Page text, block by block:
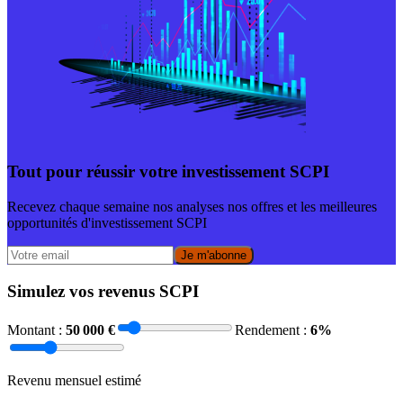
Tout pour réussir votre investissement SCPI
Recevez chaque semaine nos analyses nos offres et les meilleures
opportunités d'investissement SCPI
Je m'abonne
Simulez vos revenus SCPI
Montant : 50 000 € Rendement : 6%
Revenu mensuel estimé